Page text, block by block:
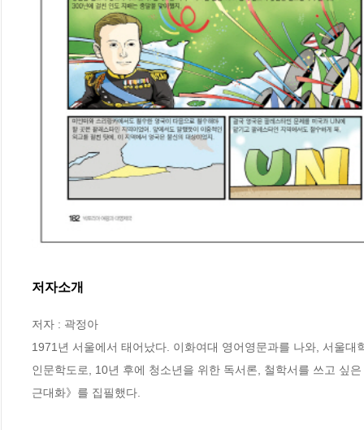
저자소개
저자 : 곽정아
1971년 서울에서 태어났다. 이화여대 영어영문과를 나와, 서울
인문학도로, 10년 후에 청소년을 위한 독서론, 철학서를 쓰고 싶
근대화》를 집필했다.